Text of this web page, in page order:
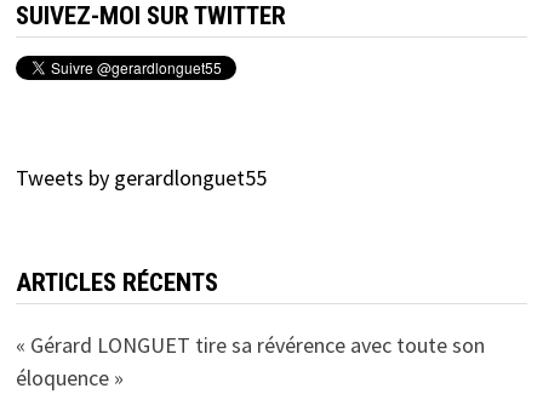
SUIVEZ-MOI SUR TWITTER
Tweets by gerardlonguet55
ARTICLES RÉCENTS
« Gérard LONGUET tire sa révérence avec toute son
éloquence »